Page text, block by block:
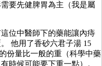
要先健脾胃為主（我是屬
位中醫師下的藥能讓內痔
他用了香砂六君子湯 15
份量比一般的重（科學中藥
時候可能要下重一點）。